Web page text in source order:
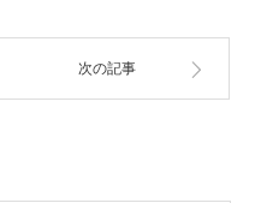
次の記事